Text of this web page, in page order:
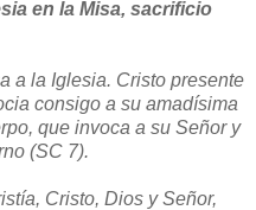
en la Misa, sacrificio
a la Iglesia. Cristo presente
consigo a su amadísima
que invoca a su Señor y
(SC 7).
Cristo, Dios y Señor,